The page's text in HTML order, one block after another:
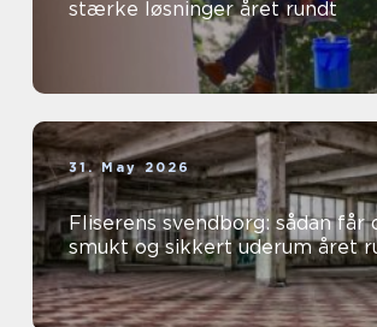
stærke løsninger året rundt
31. May 2026
Fliserens svendborg: sådan får
smukt og sikkert uderum året